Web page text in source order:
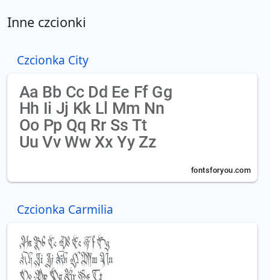
Inne czcionki
Czcionka City
Czcionka Carmilia